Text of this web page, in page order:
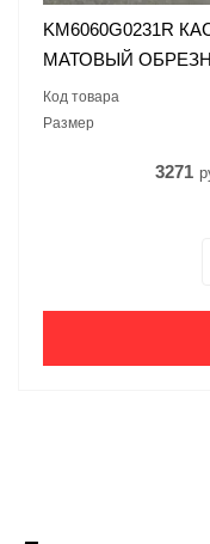
KM6060G0231R
МАТОВЫЙ
Код товара
Размер
3271